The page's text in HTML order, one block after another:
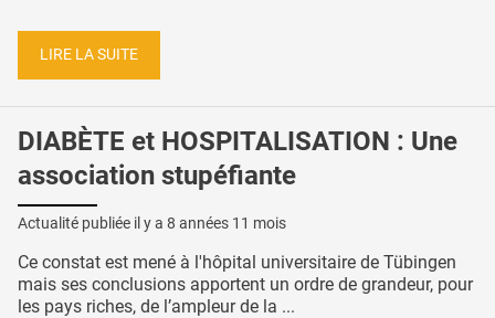
LIRE LA SUITE
DIABÈTE et HOSPITALISATION : Une
association stupéfiante
Actualité publiée il y a 8 années 11 mois
Ce constat est mené à l'hôpital universitaire de Tübingen
mais ses conclusions apportent un ordre de grandeur, pour
les pays riches, de l’ampleur de la ...